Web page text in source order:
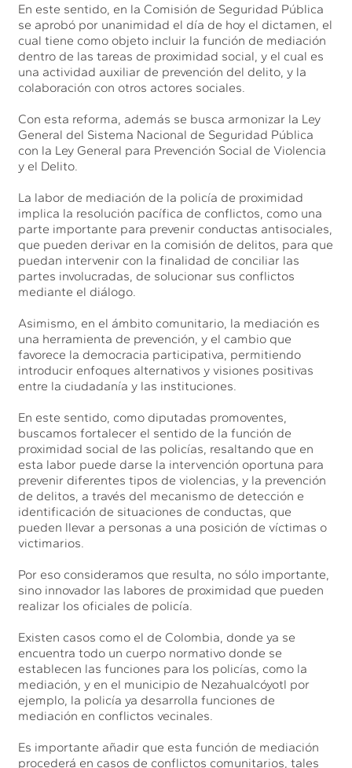
En este sentido, en la Comisión de Seguridad Pública
se aprobó por unanimidad el día de hoy el dictamen, el
cual tiene como objeto incluir la función de mediación
dentro de las tareas de proximidad social, y el cual es
una actividad auxiliar de prevención del delito, y la
colaboración con otros actores sociales.
Con esta reforma, además se busca armonizar la Ley
General del Sistema Nacional de Seguridad Pública
con la Ley General para Prevención Social de Violencia
y el Delito.
La labor de mediación de la policía de proximidad
implica la resolución pacífica de conflictos, como una
parte importante para prevenir conductas antisociales,
que pueden derivar en la comisión de delitos, para que
puedan intervenir con la finalidad de conciliar las
partes involucradas, de solucionar sus conflictos
mediante el diálogo.
Asimismo, en el ámbito comunitario, la mediación es
una herramienta de prevención, y el cambio que
favorece la democracia participativa, permitiendo
introducir enfoques alternativos y visiones positivas
entre la ciudadanía y las instituciones.
En este sentido, como diputadas promoventes,
buscamos fortalecer el sentido de la función de
proximidad social de las policías, resaltando que en
esta labor puede darse la intervención oportuna para
prevenir diferentes tipos de violencias, y la prevención
de delitos, a través del mecanismo de detección e
identificación de situaciones de conductas, que
pueden llevar a personas a una posición de víctimas o
victimarios.
Por eso consideramos que resulta, no sólo importante,
sino innovador las labores de proximidad que pueden
realizar los oficiales de policía.
Existen casos como el de Colombia, donde ya se
encuentra todo un cuerpo normativo donde se
establecen las funciones para los policías, como la
mediación, y en el municipio de Nezahualcóyotl por
ejemplo, la policía ya desarrolla funciones de
mediación en conflictos vecinales.
Es importante añadir que esta función de mediación
procederá en casos de conflictos comunitarios, tales